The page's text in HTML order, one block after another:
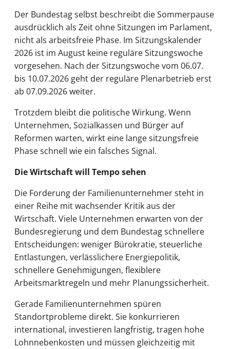
Der Bundestag selbst beschreibt die Sommerpause
ausdrücklich als Zeit ohne Sitzungen im Parlament,
nicht als arbeitsfreie Phase. Im Sitzungskalender
2026 ist im August keine reguläre Sitzungswoche
vorgesehen. Nach der Sitzungswoche vom 06.07.
bis 10.07.2026 geht der reguläre Plenarbetrieb erst
ab 07.09.2026 weiter.
Trotzdem bleibt die politische Wirkung. Wenn
Unternehmen, Sozialkassen und Bürger auf
Reformen warten, wirkt eine lange sitzungsfreie
Phase schnell wie ein falsches Signal.
Die Wirtschaft will Tempo sehen
Die Forderung der Familienunternehmer steht in
einer Reihe mit wachsender Kritik aus der
Wirtschaft. Viele Unternehmen erwarten von der
Bundesregierung und dem Bundestag schnellere
Entscheidungen: weniger Bürokratie, steuerliche
Entlastungen, verlässlichere Energiepolitik,
schnellere Genehmigungen, flexiblere
Arbeitsmarktregeln und mehr Planungssicherheit.
Gerade Familienunternehmen spüren
Standortprobleme direkt. Sie konkurrieren
international, investieren langfristig, tragen hohe
Lohnnebenkosten und müssen gleichzeitig mit